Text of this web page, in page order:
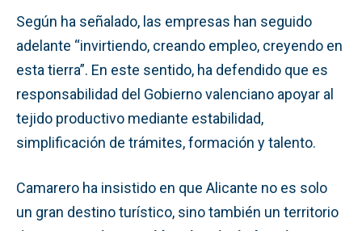
Según ha señalado, las empresas han seguido
adelante “invirtiendo, creando empleo, creyendo en
esta tierra”. En este sentido, ha defendido que es
responsabilidad del Gobierno valenciano apoyar al
tejido productivo mediante estabilidad,
simplificación de trámites, formación y talento.
Camarero ha insistido en que Alicante no es solo
un gran destino turístico, sino también un territorio